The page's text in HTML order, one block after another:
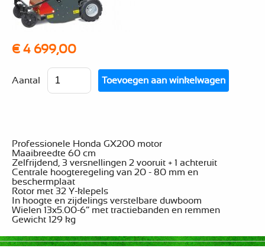
€ 4 699,00
Aantal
Professionele Honda GX200 motor
Maaibreedte 60 cm
Zelfrijdend, 3 versnellingen 2 vooruit + 1 achteruit
Centrale hoogteregeling van 20 - 80 mm en
beschermplaat
Rotor met 32 Y-klepels
In hoogte en zijdelings verstelbare duwboom
Wielen 13x5.00-6” met tractiebanden en remmen
Gewicht 129 kg